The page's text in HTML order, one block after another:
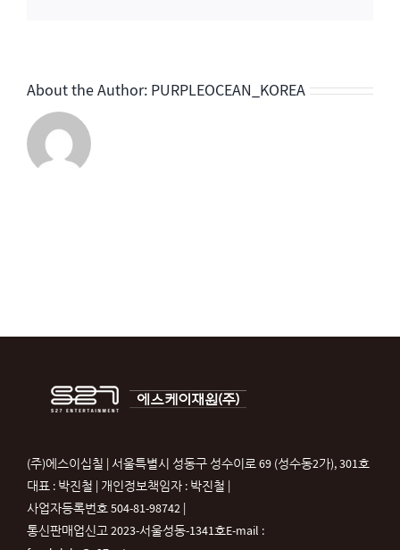
About the Author: PURPLEOCEAN_KOREA
(주)에스이십칠 | 서울특별시 성동구 성수이로 69 (성수동2가), 301호
대표 : 박진철 | 개인정보책임자 : 박진철 |
사업자등록번호 504-81-98742 |
통신판매업신고 2023-서울성동-1341호E-mail :